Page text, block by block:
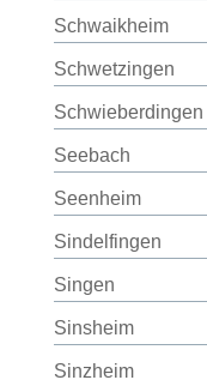
Schwaikheim
Schwetzingen
Schwieberdingen
Seebach
Seenheim
Sindelfingen
Singen
Sinsheim
Sinzheim